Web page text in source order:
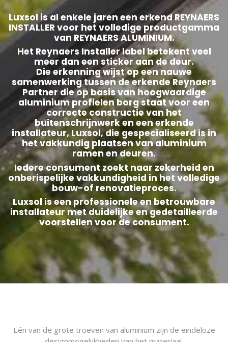
Luxsol is al enkele jaren een erkend REYNAERS
INSTALLER voor het volledige productgamma
van REYNAERS ALUMINIUM.
Het Reynaers Installer label betekent veel
meer dan een sticker aan de deur.
Die erkenning wijst op een nauwe
samenwerking tussen de erkende Reynaers
Partner die op basis van hoogwaardige
aluminium profielen borg staat voor een
correcte constructie van het
buitenschrijnwerk en een erkende
installateur, Luxsol, die gespecialiseerd is in
het vakkundig plaatsen van aluminium
ramen en deuren.
Iedere consument zoekt naar zekerheid en
onberispelijke vakkundigheid in het volledige
bouw-of renovatieproces.
Luxsol is een professionele en betrouwbare
installateur met duidelijke en gedetailleerde
voorstellen voor de consument.
Eén van de grote troeven van aluminium zijn de eindeloze